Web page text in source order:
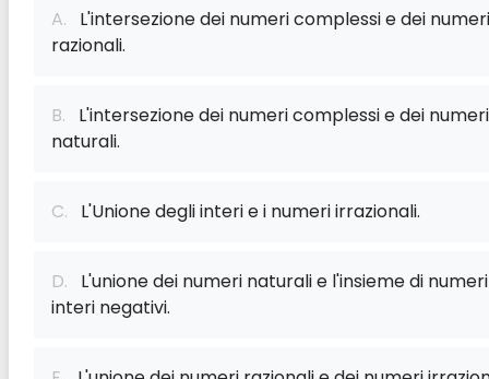
A. L'intersezione dei numeri complessi e dei numeri
razionali.
B. L'intersezione dei numeri complessi e dei numeri
naturali.
C. L'Unione degli interi e i numeri irrazionali.
D. L'unione dei numeri naturali e l'insieme di numeri
interi negativi.